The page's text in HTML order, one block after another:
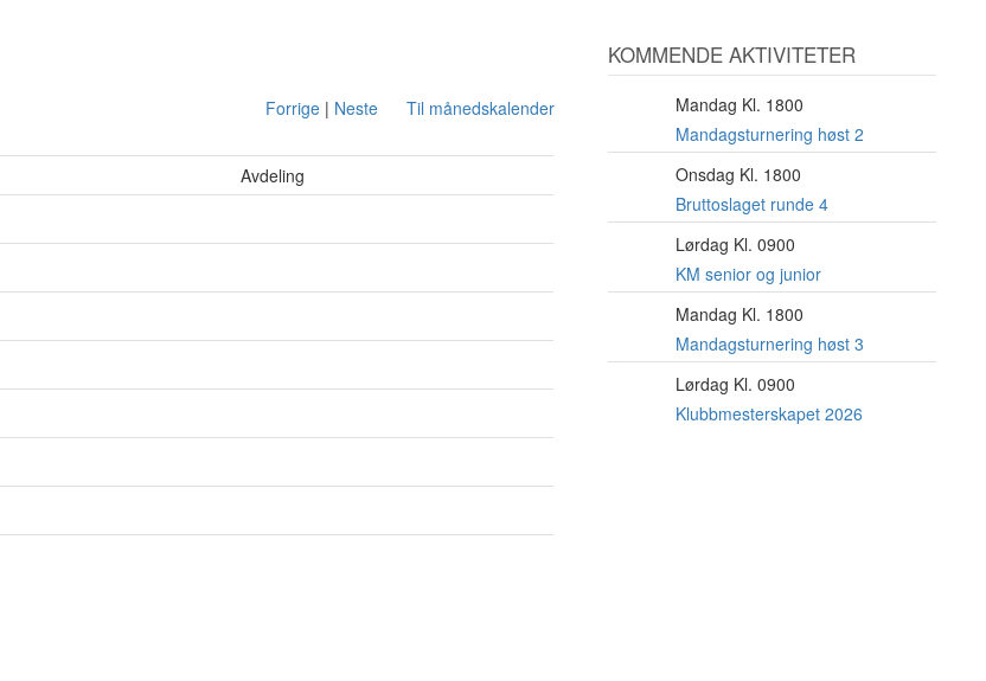
Forrige| Neste Til månedskalender
Avdeling
KOMMENDE AKTIVITETER
Mandag Kl. 1800
Mandagsturnering høst 2
Onsdag Kl. 1800
Bruttoslaget runde 4
Lørdag Kl. 0900
KM senior og junior
Mandag Kl. 1800
Mandagsturnering høst 3
Lørdag Kl. 0900
Klubbmesterskapet 2026